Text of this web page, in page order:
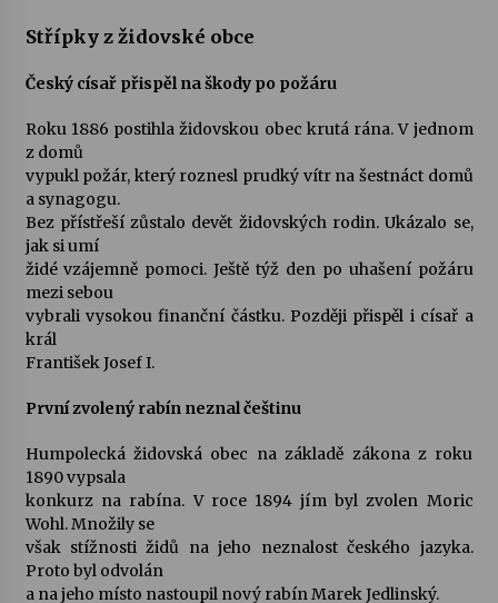
Střípky z židovské obce
Český císař přispěl na škody po požáru
Roku 1886 postihla židovskou obec krutá rána. V jednom
z domů
vypukl požár, který roznesl prudký vítr na šestnáct domů
a synagogu.
Bez přístřeší zůstalo devět židovských rodin. Ukázalo se,
jak si umí
židé vzájemně pomoci. Ještě týž den po uhašení požáru
mezi sebou
vybrali vysokou finanční částku. Později přispěl i císař a
král
František Josef I.
První zvolený rabín neznal češtinu
Humpolecká židovská obec na základě zákona z roku
1890 vypsala
konkurz na rabína. V roce 1894 jím byl zvolen Moric
Wohl. Množily se
však stížnosti židů na jeho neznalost českého jazyka.
Proto byl odvolán
a na jeho místo nastoupil nový rabín Marek Jedlinský.